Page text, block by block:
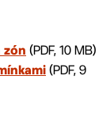
zón (PDF, 10 MB)
(PDF, 9